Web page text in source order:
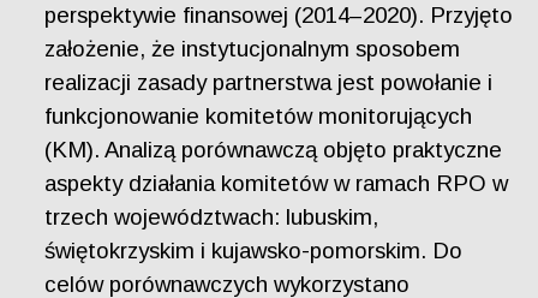
perspektywie finansowej (2014–2020). Przyjęto
założenie, że instytucjonalnym sposobem
realizacji zasady partnerstwa jest powołanie i
funkcjonowanie komitetów monitorujących
(KM). Analizą porównawczą objęto praktyczne
aspekty działania komitetów w ramach RPO w
trzech województwach: lubuskim,
świętokrzyskim i kujawsko-pomorskim. Do
celów porównawczych wykorzystano